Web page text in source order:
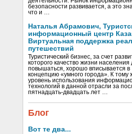
безопасности развивается, а это
что и …
Наталья Абрамович,
информационный центр
Виртуальная поддержка
путешествий
Туристический бизнес, за счет
которого качество жизни
повышаться, хорошо вписывается в
концепцию «умного города». К тому
уровень использования
технологий в данной отрасли за
пятнадцать-двадцать лет …
Блог
Вот те два...